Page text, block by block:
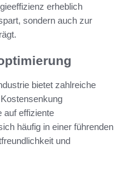
erheblich
sondern auch zur
bietet zahlreiche
auf effiziente
häufig in einer führenden
und